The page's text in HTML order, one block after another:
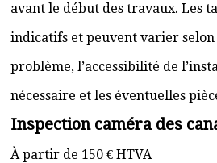
avant le début des travaux. Les
indicatifs et peuvent varier
problème, l’accessibilité de
nécessaire et les éventuelles
Inspection caméra des
À partir de 150 € HTVA